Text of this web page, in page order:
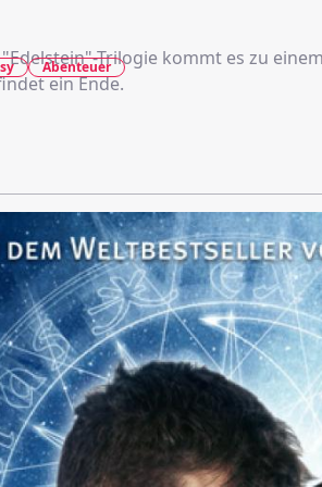
Trilogie kommt es zu
ein Ende.
Abenteuer